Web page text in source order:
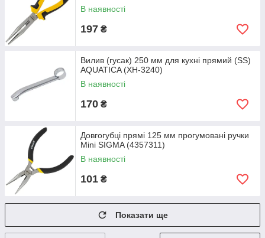
В наявності
197 ₴
Вилив (гусак) 250 мм для кухні прямий (SS)
AQUATICA (XH-3240)
В наявності
170 ₴
Довгогубці прямі 125 мм прогумовані ручки
Mini SIGMA (4357311)
В наявності
101 ₴
Показати ще